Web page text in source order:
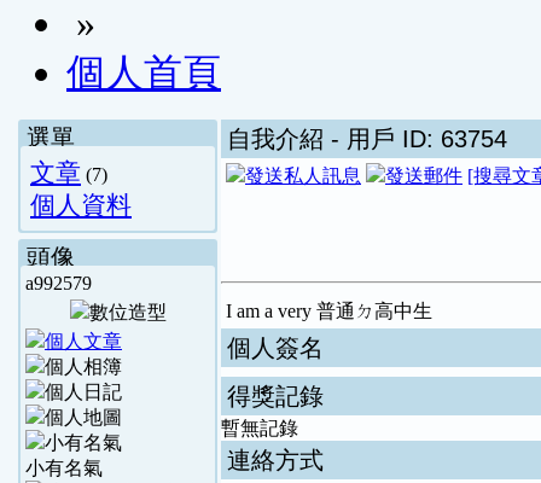
»
個人首頁
選單
文章 (7)
個人資料
頭像
a992579
小有名氣
自我介紹 - 用戶 ID: 63754
[搜尋文
I am a very 普通ㄉ高中生
個人簽名
得獎記錄
暫無記錄
連絡方式